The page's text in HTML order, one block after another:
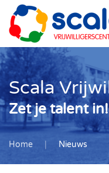
Skip
to
main
content
Scala
Zet je talent in!
Home Nieuws